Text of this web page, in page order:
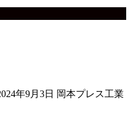
年9月3日 岡本プレス工業